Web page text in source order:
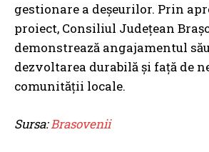
gestionare a deșeurilor. Prin
proiect, Consiliul Județean
demonstrează angajamentul
dezvoltarea durabilă și față de
comunității locale.
Sursa:Brasovenii